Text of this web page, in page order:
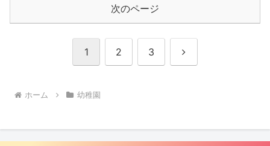
次のページ
1 2 3 次
ホーム 幼稚園